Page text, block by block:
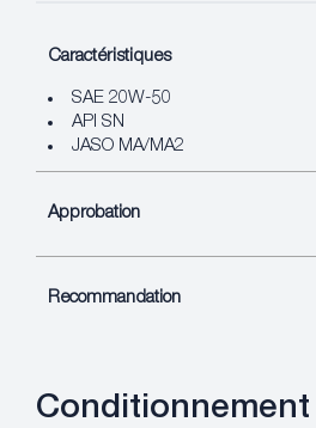
Caractéristiques
SAE 20W-50
API SN
JASO MA/MA2
Approbation
Recommandation
Conditionnement